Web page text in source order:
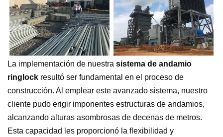
La implementación de nuestra sistema de andamio
ringlock resultó ser fundamental en el proceso de
construcción. Al emplear este avanzado sistema, nuestro
cliente pudo erigir imponentes estructuras de andamios,
alcanzando alturas asombrosas de decenas de metros.
Esta capacidad les proporcionó la flexibilidad y